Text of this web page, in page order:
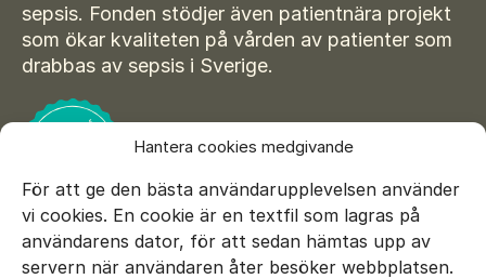
Hantera cookies medgivande
För att ge den bästa användarupplevelsen använder
vi cookies. En cookie är en textfil som lagras på
användarens dator, för att sedan hämtas upp av
servern när användaren åter besöker webbplatsen.
sepsis. Fonden stödjer även patientnära projekt
som ökar kvaliteten på vården av patienter som
drabbas av sepsis i Sverige.